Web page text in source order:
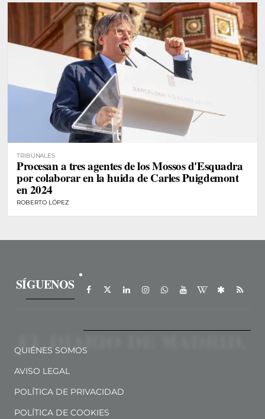
TRIBUNALES
Procesan a tres agentes de los Mossos d'Esquadra
por colaborar en la huida de Carles Puigdemont
en 2024
ROBERTO LÓPEZ
SÍGUENOS
QUIÉNES SOMOS
AVISO LEGAL
POLÍTICA DE PRIVACIDAD
POLÍTICA DE COOKIES